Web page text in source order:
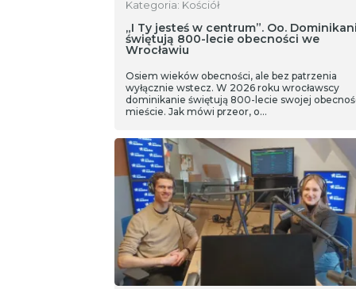
Kategoria: Kościół
„I Ty jesteś w centrum”. Oo.
świętują 800-lecie obecności we
Wrocławiu
Osiem wieków obecności, ale bez patrzenia
wyłącznie wstecz. W 2026 roku wrocławscy
dominikanie świętują 800-lecie swojej
mieście. Jak mówi przeor, o…